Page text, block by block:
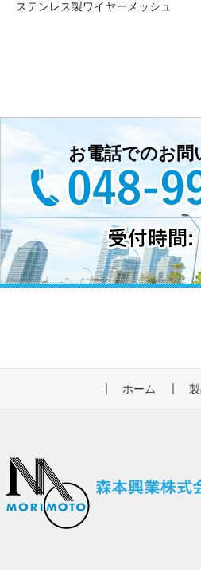
ステンレス製ワイヤーメッシュ
お電話でのお
ホーム